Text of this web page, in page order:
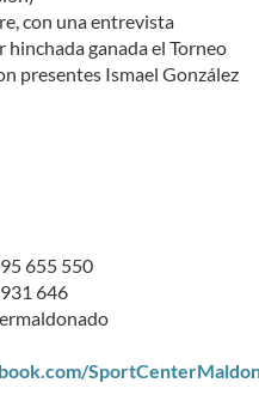
con una entrevista
hinchada ganada el Torneo
presentes Ismael González
655 550
646